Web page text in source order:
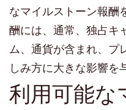
なマイルストーン報酬
酬には、通常、独占キ
ム、通貨が含まれ、プ
しみ方に大きな影響を
利用可能な